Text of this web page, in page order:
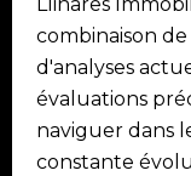
combinaison
d'analyses
évaluations
naviguer dans
constante